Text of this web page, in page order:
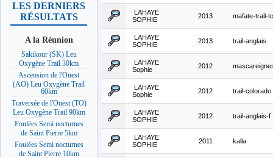
LES DERNIERS
RÉSULTATS
A la Réunion
Sakikour (SK) Leu
Oxygène Trail 30km
Ascension de l'Ouest
(AO) Leu Oxygène Trail
60km
Traversée de l'Ouest (TO)
Leu Oxygène Trail 90km
Foulées Semi nocturnes
de Saint Pierre 5km
Foulées Semi nocturnes
de Saint Pierre 10km
LAHAYE
SOPHIE
2013 mafate-trail-
LAHAYE
SOPHIE
2013 trail-anglais
LAHAYE
Sophie
2012
LAHAYE
Sophie
2012 trail-colorado
LAHAYE
SOPHIE
2012 trail-anglais-f
LAHAYE
SOPHIE
2011 kalla